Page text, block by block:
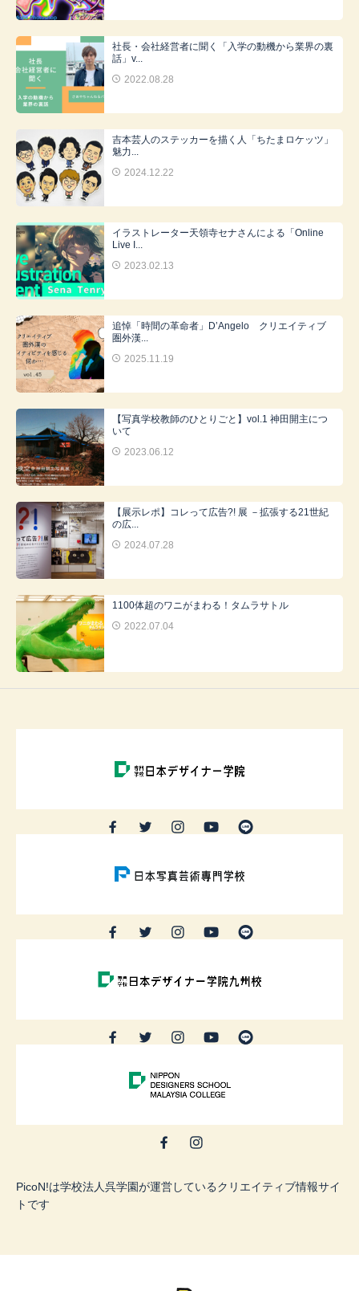
社長・会社経営者に聞く「入学の動機から業界の裏
話」v...
2022.08.28
吉本芸人のステッカーを描く人「ちたまロケッツ」
魅力...
2024.12.22
イラストレーター天領寺セナさんによる「Online
Live I...
2023.02.13
追悼「時間の革命者」D’Angelo クリエイティブ
圏外漢...
2025.11.19
【写真学校教師のひとりごと】vol.1 神田開主につ
いて
2023.06.12
【展示レポ】コレって広告?! 展 －拡張する21世紀
の広...
2024.07.28
1100体超のワニがまわる！タムラサトル
2022.07.04
PicoN!は学校法人呉学園が運営しているクリエイティブ情報サイ
トです